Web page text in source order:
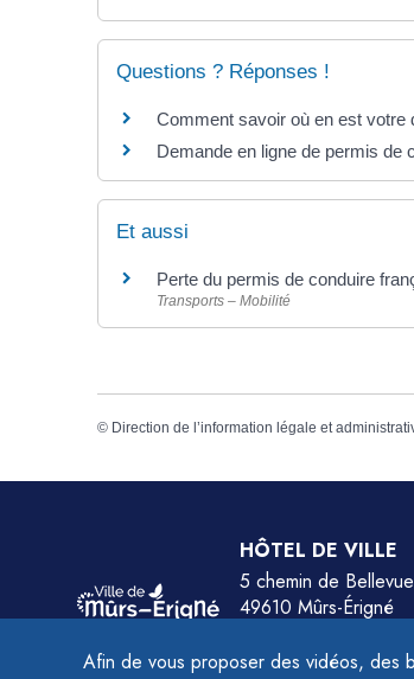
Afin de vous proposer des vidéos, des
Questions ? Réponses !
Comment savoir où en est votre
Demande en ligne de permis de
Et aussi
Perte du permis de conduire
Transports – Mobilité
© Direction de l’information légale et
HÔTEL DE VILLE
5 chemin de
49610 Mûrs-Érigné